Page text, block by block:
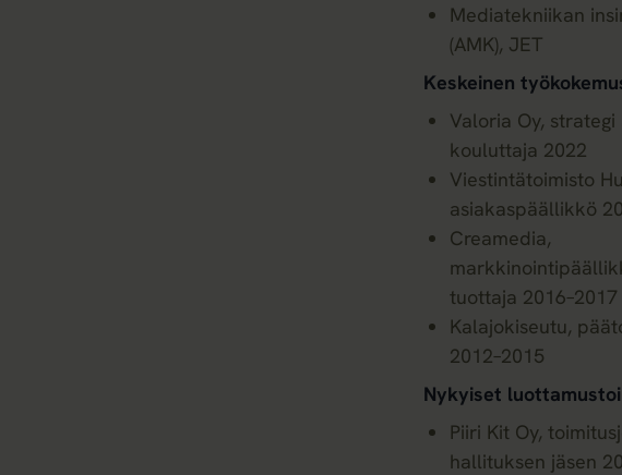
Mediatekniikan
(AMK), JET
Keskeinen
Valoria Oy, strategi
kouluttaja 2022
Viestintätoimisto
asiakaspäällikkö
Creamedia,
tuottaja 2016–2017
Kalajokiseutu,
2012–2015
Nykyiset
Piiri Kit Oy,
hallituksen jäsen